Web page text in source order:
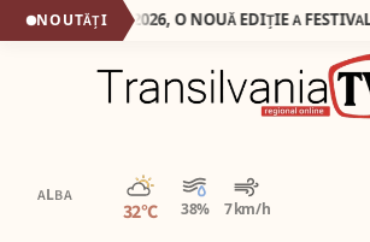
NOUTĂȚI SEBEȘ: 15-17 MAI 2026, O NOUĂ EDIȚIE A FESTIVALULUI INTERNAȚIONAL „LUCIAN BLAGA” Spectacole și concursuri, cărți de calitate și conferințe științifice, în cadrul unui demers cultural de tradiție
ALBA
32°C 38% 7 km/h
Parțial noros